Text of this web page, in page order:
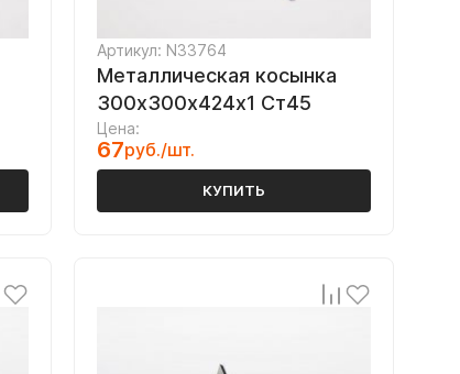
Артикул: N33764
Металлическая косынка
300х300х424х1 Ст45
Цена:
67руб./шт.
КУПИТЬ